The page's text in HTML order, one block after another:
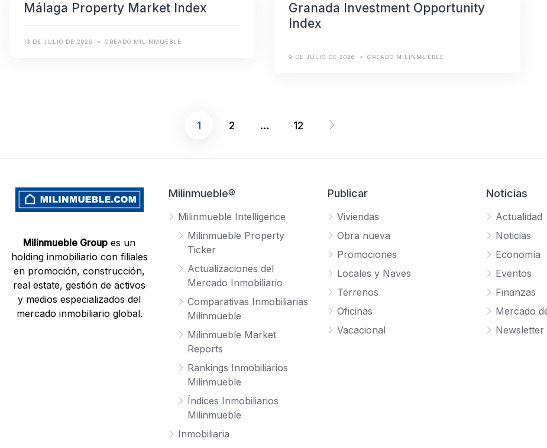
Málaga Property Market Index
13 DE JULIO DE 2026 CREADO MILINMUEBLE
Granada Investment Opportunity
Index
9 DE JULIO DE 2026 CREADO MILINMUEBLE
Paginación
1 2 … 12
Milinmueble Group es un
holding inmobiliario con filiales
en promoción, construcción,
real estate, gestión de activos
y medios especializados del
mercado inmobiliario global.
Milinmueble®
Milinmueble Intelligence
Milinmueble Property
Ticker
Actualizaciones del
Mercado Inmobiliario
Comparativas Inmobiliarias
Milinmueble
Milinmueble Market
Reports
Rankings Inmobiliarios
Milinmueble
Índices Inmobiliarios
Milinmueble
Inmobiliaria
Publicar
Viviendas
Obra nueva
Promociones
Locales y Naves
Terrenos
Oficinas
Vacacional
Noticias
Actualidad
Noticias
Economía
Eventos
Finanzas
Mercado
Newsletter